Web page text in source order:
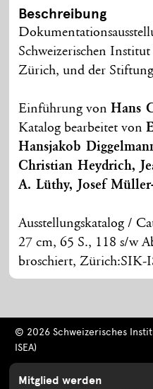
Beschreibung
Schweizerischen
Zürich, und der
Einführung vonHans
Katalog bearbeitet von
Hansjakob
Christian Heydrich,
A. Lüthy, Josef
Ausstellungskatalog /
27 cm, 65 S., 118 s/w
broschiert, Zürich:SIK-
© 2026 Schweizerisches
ISEA)
Mitglied werden